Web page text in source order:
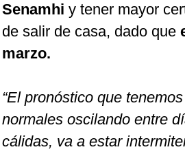
Senamhi y tener mayor
de salir de casa, dado que
marzo.
“El pronóstico que
normales oscilando entre
cálidas, va a estar